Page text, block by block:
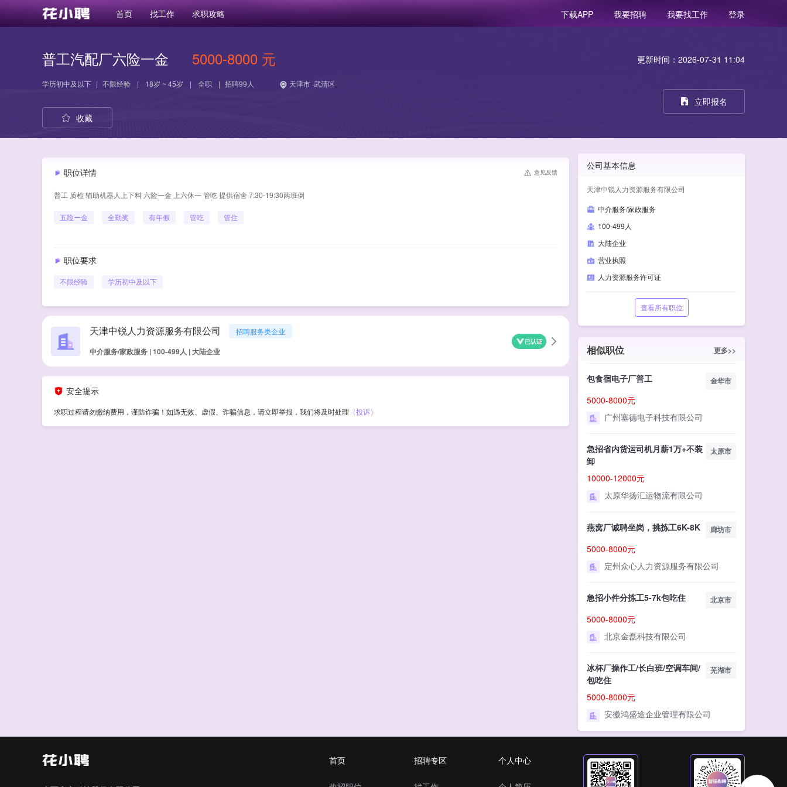
首页 找工作 求职攻略 下载APP 我要招聘 我要找工作 登录
普工汽配厂六险一金 5000-8000 元
学历初中及以下 | 不限经验 | 18岁 ~ 45岁 | 全职 | 招聘99人 天津市 ·武清区
收藏
职位详情 意见反馈
普工 质检 辅助机器人上下料 六险一金 上六休一 管吃 提供宿舍 7:30-19:30两班倒
五险一金 全勤奖 有年假 管吃 管住
职位要求
不限经验 学历初中及以下
天津中锐人力资源服务有限公司 招聘服务类企业
中介服务/家政服务 | 100-499人 | 大陆企业
已认证
安全提示
求职过程请勿缴纳费用，谨防诈骗！如遇无效、虚假、诈骗信息，请立即举报，我们将及时处理 （投诉）
更新时间：2026-07-31 11:04
立即报名
公司基本信息
天津中锐人力资源服务有限公司
中介服务/家政服务
100-499人
大陆企业
营业执照
人力资源服务许可证
查看所有职位
相似职位 更多>>
包食宿电子厂普工 金华市
5000-8000元
广州塞德电子科技有限公司
急招省内货运司机月薪1万+不装
卸
太原市
10000-12000元
太原华扬汇运物流有限公司
燕窝厂诚聘坐岗，挑拣工6K-8K 廊坊市
5000-8000元
定州众心人力资源服务有限公司
急招小件分拣工5-7k包吃住 北京市
5000-8000元
北京金磊科技有限公司
冰杯厂操作工/长白班/空调车间/
包吃住
芜湖市
5000-8000元
安徽鸿盛途企业管理有限公司
首页 招聘专区 个人中心